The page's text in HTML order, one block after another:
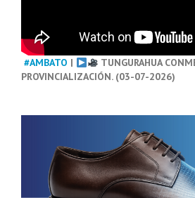
#AMBATO |
TUNGURAHUA
PROVINCIALIZACIÓN. (03-07-2026)